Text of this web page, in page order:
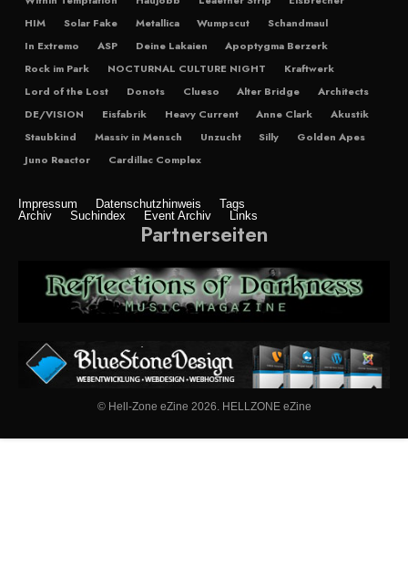
HIM
Solar Fake Metallica Wumpscut
Schandmaul
In Extremo
ASP Deine Lakaien
Apoptygma Berzerk
Rock im Park
NOCTURNAL CULTURE NIGHT
Kraftwerk
Lord of the Lost
Donots Clueso Alter Bridge
Architects
DE/VISION
Eisfabrik Heavy Current Anne Clark
Akustik
Staubkind
Massiv in Mensch Unzucht Silly
Golden Apes
Juno Reactor
Cardillac Complex
Impressum Datenschutzhinweis
Tags
Archiv
Suchindex Event Archiv Links
Partnerseiten
© Hell-Zone eZine 2026. HELLZONE eZine